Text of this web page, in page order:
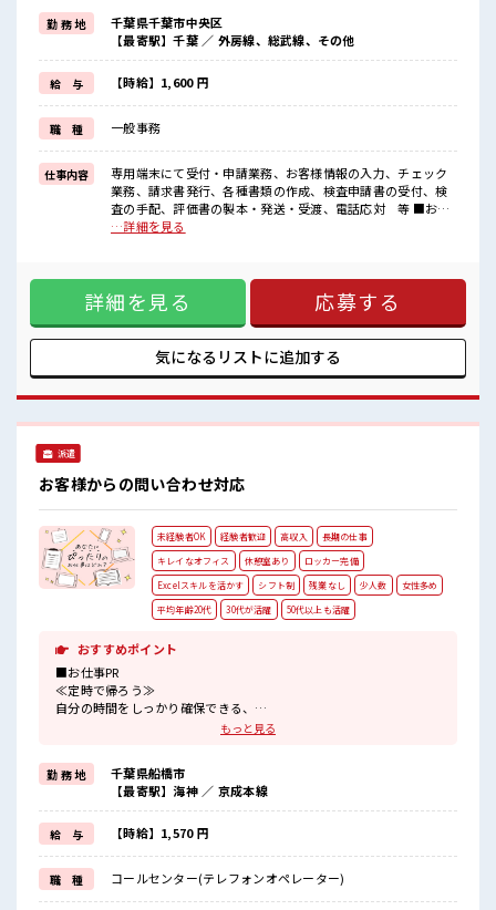
≪プライベートが充実する≫
場合によってはお願いすることもありますが、
残業はほとんどナシ！
≪週休2日制≫
週末は家族や友人と一緒にプライベート満喫！
≪髪型自由≫
基本的に髪色自由で明るすぎたり奇抜でなければOKです！
(規定有)≪様々なお仕事をご提案≫
一人で悩まず気軽に相談できる、
派遣のお仕事です！
■職場の雰囲気
髪型・髪色自由♪
しっかり休める休憩室あり！
オンオフの切替もできちゃう！
残業はほとんどありません！
勤 務 地
千葉県千葉市中央区
【最寄駅】千葉 ／ 外房線、総武線、その他
給 与 【時給】1,600 円
職 種 一般事務
仕事内容
専用端末にて受付・申請業務、お客様情報の入力、チェック
業務、請求書発行、各種書類の作成、検査申請書の受付、検
査の手配、評価書の製本・発送・受渡、電話応対 等 ■お仕
事PR ≪経験を活かせる≫ これまでの経験を活かしませんか？
することもありますが、 残業はほとんどナシ！ ≪週休2日制
≫ 週末は家族や友人と一緒にプライベート満喫！ ≪髪型自由
≫ 基本的に髪色自由で明るすぎたり奇抜でなければOKです！
(規定有)≪様々なお仕事をご提案≫ 一人で悩まず気軽に相談
できる、 派遣のお仕事です！ ■職場の雰囲気 髪型・髪色自由
♪ 派手過ぎなければOKだから、 モチベーションもUP！ しっ
はほとんどありません！
…詳細を見る
詳細を見る 応募する
気になるリストに追加する
派遣
お客様からの問い合わせ対応
未経験者OK 経験者歓迎 高収入
長期の仕事
キレイなオフィス
休憩室あり
ロッカー完備
Excelスキルを活かす
シフト制 残業なし 少人数
女性多め
平均年齢20代
30代が活躍 50代以上も活躍
おすすめポイント
■お仕事PR
≪定時で帰ろう≫
自分の時間をしっかり確保できる、
もちろん男性の応募も歓迎！
≪未経験OKの仕事≫
新しいことにチャレンジするのは不安だけど、
しっかり働く環境が整っています！
イチからスキルUP・ステップUP目指していきましょう！
≪自分に向いている仕事が探せる≫
困った事などがあれば、
担当がしっかりサポートします！
もっと見る
勤 務 地
千葉県船橋市
【最寄駅】海神 ／ 京成本線
給 与 【時給】1,570 円
職 種 コールセンター(テレフォンオペレーター)